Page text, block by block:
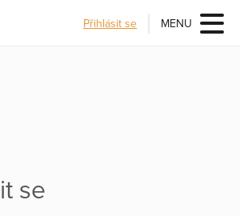
Přihlásit se MENU
se